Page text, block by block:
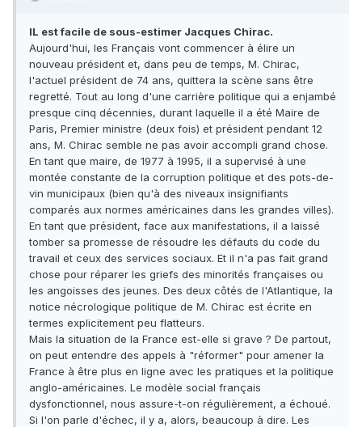
IL est facile de sous-estimer Jacques Chirac.
Aujourd'hui, les Français vont commencer à élire un
nouveau président et, dans peu de temps, M. Chirac,
l'actuel président de 74 ans, quittera la scène sans être
regretté. Tout au long d'une carrière politique qui a enjambé
presque cinq décennies, durant laquelle il a été Maire de
Paris, Premier ministre (deux fois) et président pendant 12
ans, M. Chirac semble ne pas avoir accompli grand chose.
En tant que maire, de 1977 à 1995, il a supervisé à une
montée constante de la corruption politique et des pots-de-
vin municipaux (bien qu'à des niveaux insignifiants
comparés aux normes américaines dans les grandes villes).
En tant que président, face aux manifestations, il a laissé
tomber sa promesse de résoudre les défauts du code du
travail et ceux des services sociaux. Et il n'a pas fait grand
chose pour réparer les griefs des minorités françaises ou
les angoisses des jeunes. Des deux côtés de l'Atlantique, la
notice nécrologique politique de M. Chirac est écrite en
termes explicitement peu flatteurs.
Mais la situation de la France est-elle si grave ? De partout,
on peut entendre des appels à "réformer" pour amener la
France à être plus en ligne avec les pratiques et la politique
anglo-américaines. Le modèle social français
dysfonctionnel, nous assure-t-on régulièrement, a échoué.
Si l'on parle d'échec, il y a, alors, beaucoup à dire. Les